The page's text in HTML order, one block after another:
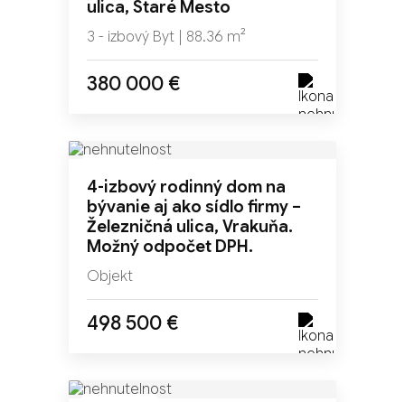
ulica, Staré Mesto
3 - izbový Byt | 88.36 m²
380 000 €
TOP
4-izbový rodinný dom na
bývanie aj ako sídlo firmy –
Železničná ulica, Vrakuňa.
Možný odpočet DPH.
Objekt
498 500 €